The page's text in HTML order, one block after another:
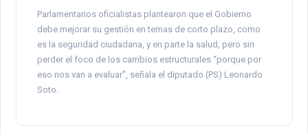
Parlamentarios oficialistas plantearon que el Gobierno
debe mejorar su gestión en temas de corto plazo, como
es la seguridad ciudadana, y en parte la salud, pero sin
perder el foco de los cambios estructurales “porque por
eso nos van a evaluar”, señala el diputado (PS) Leonardo
Soto.